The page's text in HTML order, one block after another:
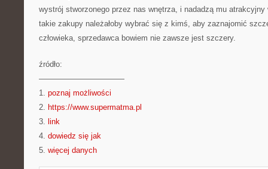
wystrój stworzonego przez nas wnętrza, i nadadzą mu
takie zakupy należałoby wybrać się z kimś, aby zaznajomić
człowieka, sprzedawca bowiem nie zawsze jest szczery.
źródło:
———————————
1. poznaj możliwości
2. https://www.supermatma.pl
3. link
4. dowiedz się jak
5. więcej danych